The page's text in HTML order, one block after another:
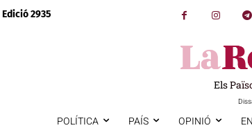
Edició 2935
Els
POLÍTICA PAÍS OPINIÓ